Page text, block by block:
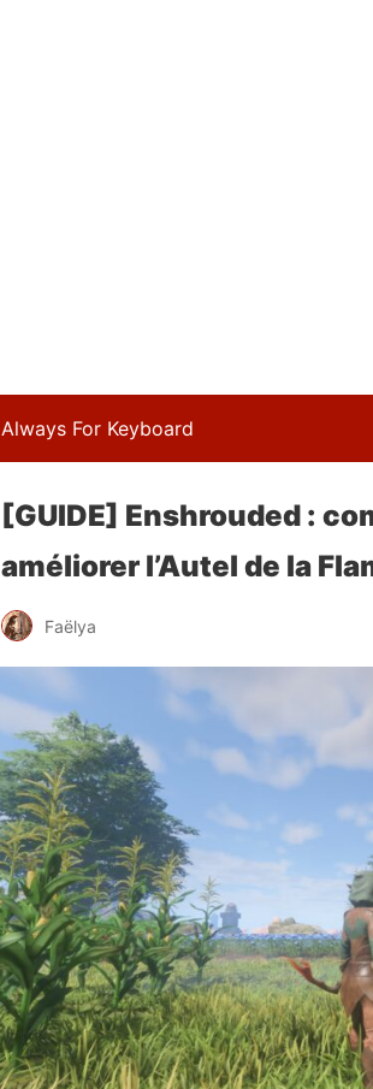
Always For Keyboard
[GUIDE] Enshrouded :
améliorer l’Autel de la
Faëlya